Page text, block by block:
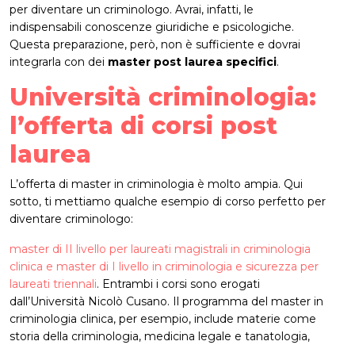
per diventare un criminologo. Avrai, infatti, le
indispensabili conoscenze giuridiche e psicologiche.
Questa preparazione, però, non è sufficiente e dovrai
integrarla con dei master post laurea specifici.
Università criminologia:
l’offerta di corsi post
laurea
L’offerta di master in criminologia è molto ampia. Qui
sotto, ti mettiamo qualche esempio di corso perfetto per
diventare criminologo:
master di II livello per laureati magistrali in criminologia
clinica e master di I livello in criminologia e sicurezza per
laureati triennali. Entrambi i corsi sono erogati
dall’Università Nicolò Cusano. Il programma del master in
criminologia clinica, per esempio, include materie come
storia della criminologia, medicina legale e tanatologia,